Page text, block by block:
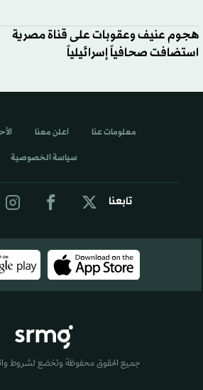
هجوم عنيف وعقوبات على قناة مصرية
استضافت صحافياً إسرائيلياً
تابعنا
معلومات عنا اعلن معنا
سياسة الخصوصية
جميع الحقوق محفوظة وتخضع لشروط